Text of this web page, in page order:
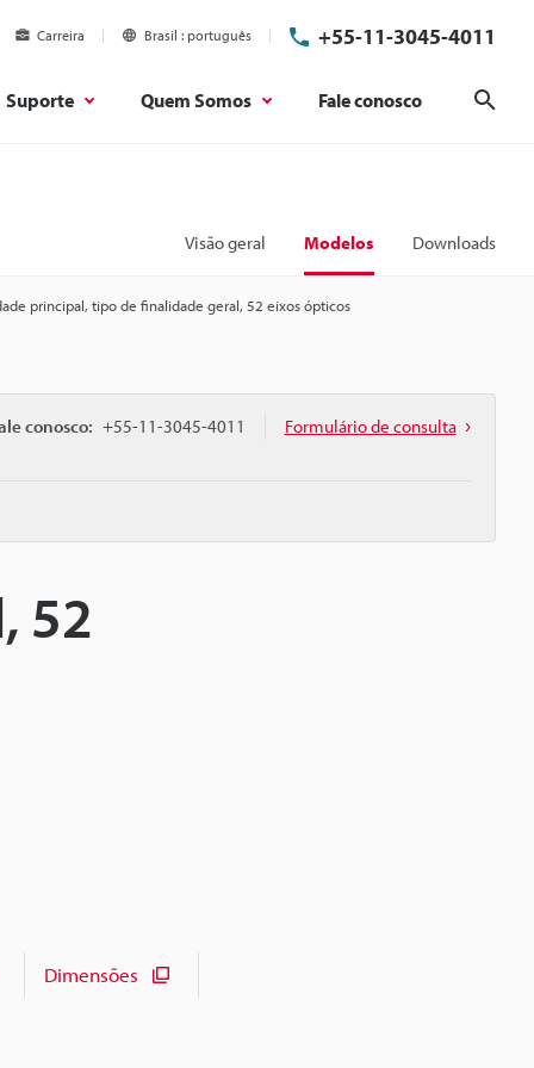
Carreira Brasil português +55-11-3045-4011
Suporte Quem Somos Fale conosco
Visão geral Modelos Downloads
principal, tipo de finalidade geral, 52 eixos ópticos
conosco: +55-11-3045-4011 Formulário de consulta
52
Dimensões